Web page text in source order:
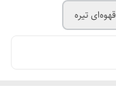
قهوه‌ای تیره